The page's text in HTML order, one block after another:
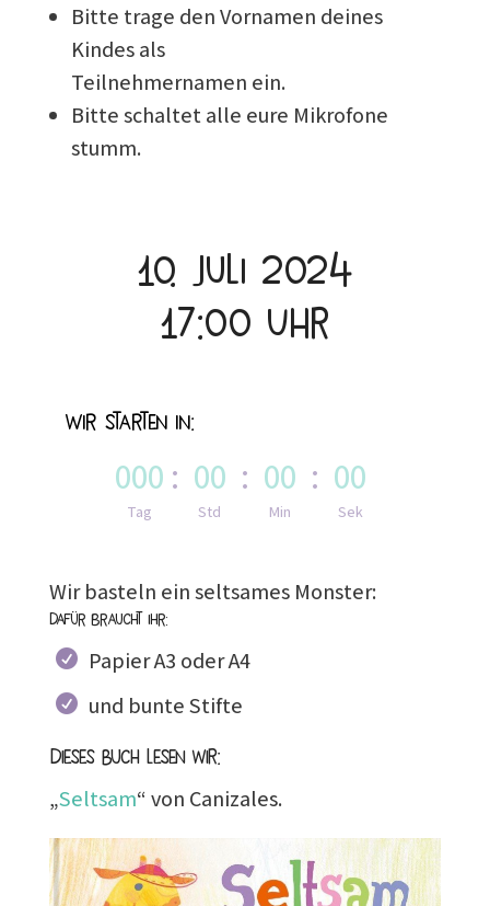
Bitte trage den Vornamen deines
Kindes als
Teilnehmernamen ein.
Bitte schaltet alle eure Mikrofone
stumm.
10. Juli 2024
17:00 Uhr
Wir starten in:
000
Tag
: 00
Std
: 00
Min
: 00
Sek
Wir basteln ein seltsames Monster:
Dafür braucht ihr:
Papier A3 oder A4
und bunte Stifte
Dieses Buch lesen wir:
„Seltsam“ von Canizales.